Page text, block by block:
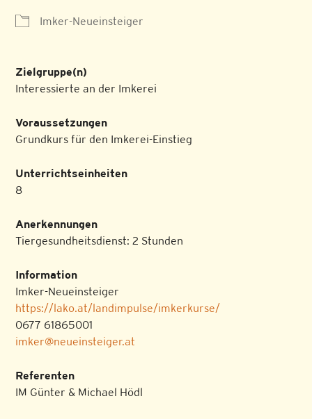
Imker-Neueinsteiger
Zielgruppe(n)
Interessierte an der Imkerei
Voraussetzungen
Grundkurs für den Imkerei-Einstieg
Unterrichtseinheiten
8
Anerkennungen
Tiergesundheitsdienst: 2 Stunden
Information
Imker-Neueinsteiger
https://lako.at/landimpulse/imkerkurse/
0677 61865001
imker@neueinsteiger.at
Referenten
IM Günter & Michael Hödl